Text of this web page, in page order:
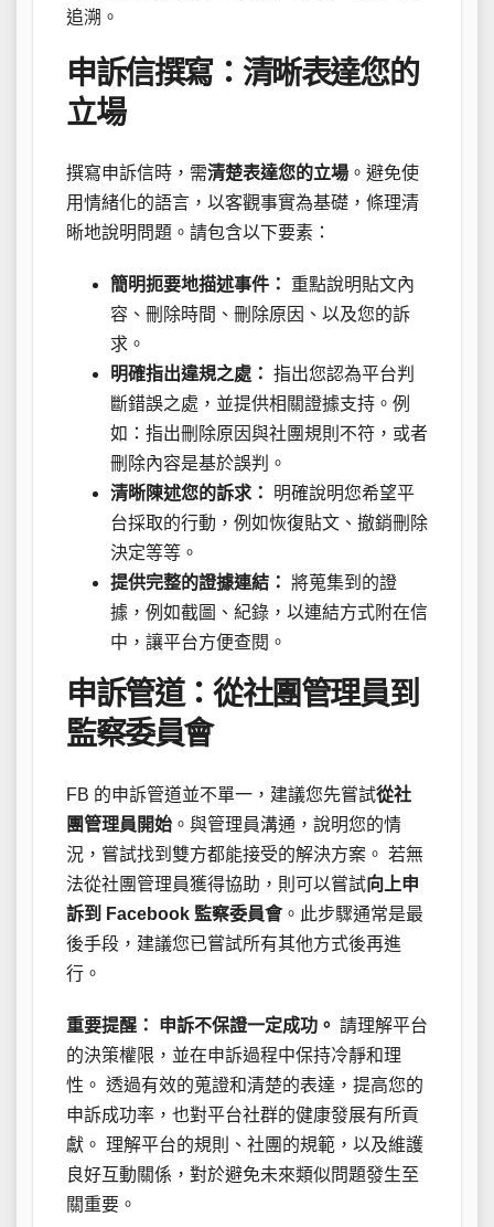
追溯。
申訴信撰寫：清晰表達您的
立場
撰寫申訴信時，需清楚表達您的立場 。避免使
用情緒化的語言，以客觀事實為基礎，條理清
晰地說明問題。請包含以下要素：
簡明扼要地描述事件：
重點說明貼文內
容、刪除時間、刪除原因、以及您的訴
求。
明確指出違規之處： 指出您認為平台判
斷錯誤之處，並提供相關證據支持。例
如：指出刪除原因與社團規則不符，或者
刪除內容是基於誤判。
清晰陳述您的訴求：
明確說明您希望平
台採取的行動，例如恢復貼文、撤銷刪除
決定等等。
提供完整的證據連結： 將蒐集到的證
據，例如截圖、紀錄，以連結方式附在信
中，讓平台方便查閱。
申訴管道：從社團管理員到
監察委員會
FB 的申訴管道並不單一，建議您先嘗試從社
團管理員開始 。與管理員溝通，說明您的情
況，嘗試找到雙方都能接受的解決方案。 若無
法從社團管理員獲得協助，則可以嘗試向上申
訴到 Facebook 監察委員會。此步驟通常是最
後手段，建議您已嘗試所有其他方式後再進
行。
重要提醒： 申訴不保證一定成功。 請理解平台
的決策權限，並在申訴過程中保持冷靜和理
性。 透過有效的蒐證和清楚的表達，提高您的
申訴成功率，也對平台社群的健康發展有所貢
獻。 理解平台的規則、社團的規範，以及維護
良好互動關係，對於避免未來類似問題發生至
關重要。